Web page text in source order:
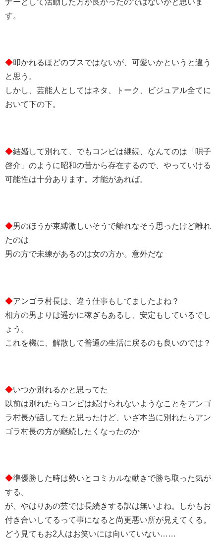
ナーとして活動した方が良かったのではないかと思いま
す。
◆叩かれるほどのブスではないが、可愛いかというと違う
と思う。
しかし、芸能人としてはネタ、トーク、ビジュアル全てに
おいて下の下。
◆結婚して別れて、でもコンビは継続、なんてのは「唄子
啓介」のように昭和の昔から存在するので、やっていける
可能性は十分あります。才能があれば。
◆男のほうが束縛激しいそうで離れなそう思ったけど離れ
たのは
男の方で未練があるのは女の方か。意外だな
◆アンゴラ村長は、違う仕事もしてましたよね？
相方の男よりは遥かに稼ぎもあるし、安定もしているでし
ょう。
これを機に、解散して普通の生活に戻るのも良いのでは？
◆いつか別れるかと思ってた
以前は別れたらコンビは続けられないようなことをアンゴ
ラ村長が話してたと思ったけど、いざ本当に別れたらアン
ゴラ村長の方が継続したくなったのか
◆準優勝した時は勢いとコミカルな動きで勝ち取った気が
する。
が、やはりあの芸では長続きする訳は無いよね。しかもお
付き合いしてるって事になると尚更悪い所が見えてくる。
どう見てもお2人はお笑いには向いていない……